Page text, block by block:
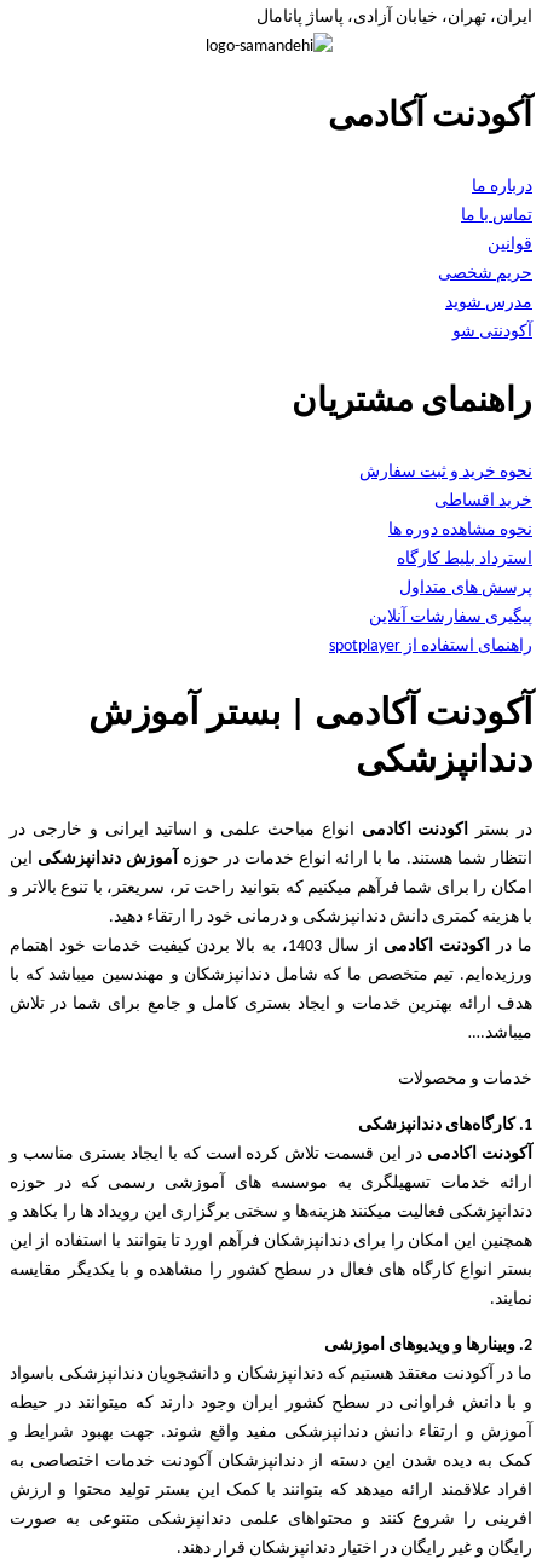
ایران، تهران، خیابان آزادی، پاساژ پانامال
آکودنت آکادمی
درباره ما
تماس با ما
قوانین
حریم شخصی
مدرس شوید
آکودنتی شو
راهنمای مشتریان
نحوه خرید و ثبت سفارش
خرید اقساطی
نحوه مشاهده دوره ها
استرداد بلیط کارگاه
پرسش های متداول
پیگیری سفارشات آنلاین
راهنمای استفاده از spotplayer
آکودنت آکادمی | بستر آموزش
دندانپزشکی
در بستر اکودنت اکادمی انواع مباحث علمی و اساتید ایرانی و خارجی در
انتظار شما هستند. ما با ارائه انواع خدمات در حوزه آموزش دندانپزشکی این
امکان را برای شما فرآهم میکنیم که بتوانید راحت تر، سریعتر، با تنوع بالاتر و
با هزینه کمتری دانش دندانپزشکی و درمانی خود را ارتقاء دهید.
ما در اکودنت اکادمی
از سال 1403، به بالا بردن کیفیت خدمات خود اهتمام
ورزیده‌‌ایم. تیم متخصص ما که شامل دندانپزشکان و مهندسین میباشد که با
هدف ارائه بهترین خدمات و ایجاد بستری کامل و جامع برای شما در تلاش
میباشد.…
خدمات و محصولات
1. کارگاه‌های دندانپزشکی
آکودنت اکادمی در این قسمت تلاش کرده است که با ایجاد بستری مناسب و
ارائه خدمات تسهیلگری به موسسه های آموزشی رسمی که در حوزه
دندانپزشکی فعالیت میکنند هزینه‌ها و سختی برگزاری این رویداد ها را بکاهد و
همچنین این امکان را برای دندانپزشکان فرآهم اورد تا بتوانند با استفاده از این
بستر انواع کارگاه های فعال در سطح کشور را مشاهده و با یکدیگر مقایسه
نمایند.
2. وبینارها و ویدیوهای اموزشی
ما در آکودنت معتقد هستیم که دندانپزشکان و دانشجویان دندانپزشکی باسواد
و با دانش فراوانی در سطح کشور ایران وجود دارند که میتوانند در حیطه
آموزش و ارتقاء دانش دندانپزشکی مفید واقع شوند. جهت بهبود شرایط و
کمک به دیده شدن این دسته از دندانپزشکان آکودنت خدمات اختصاصی به
افراد علاقمند ارائه میدهد که بتوانند با کمک این بستر تولید محتوا و ارزش
افرینی را شروع کنند و محتواهای علمی دندانپزشکی متنوعی به صورت
رایگان و غیر رایگان در اختیار دندانپزشکان قرار دهند.